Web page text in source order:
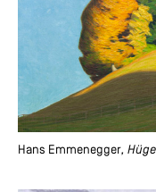
Hans Emmenegger,